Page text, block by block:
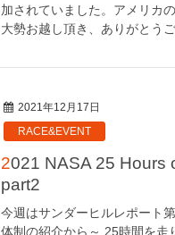
加されていました。アメリカ
大勢お越し頂き、ありがとう
2021年12月17日
RACE&EVENT
2021 NASA 25 Hours of Thunderhill
part2
今週はサンダーヒルレポート
体制の紹介から～ 25時間を走